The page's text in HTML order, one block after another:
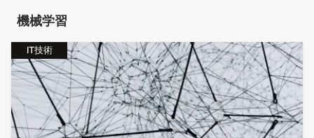
機械学習
IT技術